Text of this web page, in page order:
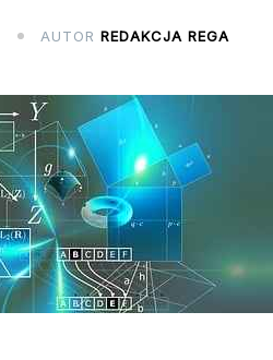
AUTOR REDAKCJA REGA